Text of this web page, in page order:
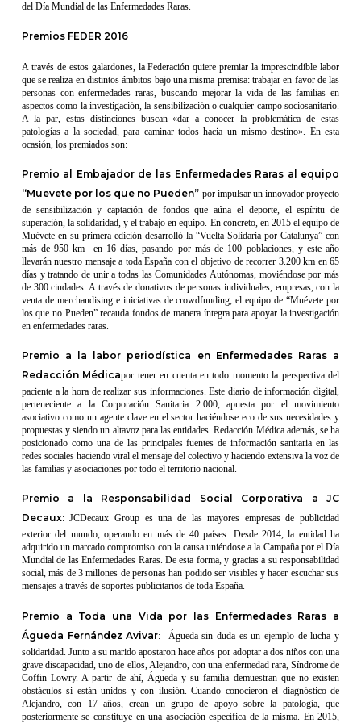
del Día Mundial de las Enfermedades Raras.
Premios FEDER 2016
A través de estos galardones, la Federación quiere premiar la imprescindible labor
que se realiza en distintos ámbitos bajo una misma premisa: trabajar en favor de las
personas con enfermedades raras, buscando mejorar la vida de las familias en
aspectos como la investigación, la sensibilización o cualquier campo sociosanitario.
A la par, estas distinciones buscan «dar a conocer la problemática de estas
patologías a la sociedad, para caminar todos hacia un mismo destino». En esta
ocasión, los premiados son:
Premio al Embajador de las Enfermedades Raras al equipo
“Muevete por los que no Pueden” por impulsar un innovador proyecto
de sensibilización y captación de fondos que aúna el deporte, el espíritu de
superación, la solidaridad, y el trabajo en equipo. En concreto, en 2015 el equipo de
Muévete en su primera edición desarrolló la “Vuelta Solidaria por Catalunya” con
más de 950 km en 16 días, pasando por más de 100 poblaciones, y este año
llevarán nuestro mensaje a toda España con el objetivo de recorrer 3.200 km en 65
días y tratando de unir a todas las Comunidades Autónomas, moviéndose por más
de 300 ciudades. A través de donativos de personas individuales, empresas, con la
venta de merchandising e iniciativas de crowdfunding, el equipo de “Muévete por
los que no Pueden” recauda fondos de manera íntegra para apoyar la investigación
en enfermedades raras.
Premio a la labor periodística en Enfermedades Raras a
Redacción Médicapor tener en cuenta en todo momento la perspectiva del
paciente a la hora de realizar sus informaciones. Este diario de información digital,
perteneciente a la Corporación Sanitaria 2.000, apuesta por el movimiento
asociativo como un agente clave en el sector haciéndose eco de sus necesidades y
propuestas y siendo un altavoz para las entidades. Redacción Médica además, se ha
posicionado como una de las principales fuentes de información sanitaria en las
redes sociales haciendo viral el mensaje del colectivo y haciendo extensiva la voz de
las familias y asociaciones por todo el territorio nacional.
Premio a la Responsabilidad Social Corporativa a JC
Decaux: JCDecaux Group es una de las mayores empresas de publicidad
exterior del mundo, operando en más de 40 países. Desde 2014, la entidad ha
adquirido un marcado compromiso con la causa uniéndose a la Campaña por el Día
Mundial de las Enfermedades Raras. De esta forma, y gracias a su responsabilidad
social, más de 3 millones de personas han podido ser visibles y hacer escuchar sus
mensajes a través de soportes publicitarios de toda España.
Premio a Toda una Vida por las Enfermedades Raras a
Águeda Fernández Avivar: Águeda sin duda es un ejemplo de lucha y
solidaridad. Junto a su marido apostaron hace años por adoptar a dos niños con una
grave discapacidad, uno de ellos, Alejandro, con una enfermedad rara, Síndrome de
Coffin Lowry. A partir de ahí, Águeda y su familia demuestran que no existen
obstáculos si están unidos y con ilusión. Cuando conocieron el diagnóstico de
Alejandro, con 17 años, crean un grupo de apoyo sobre la patología, que
posteriormente se constituye en una asociación específica de la misma. En 2015,